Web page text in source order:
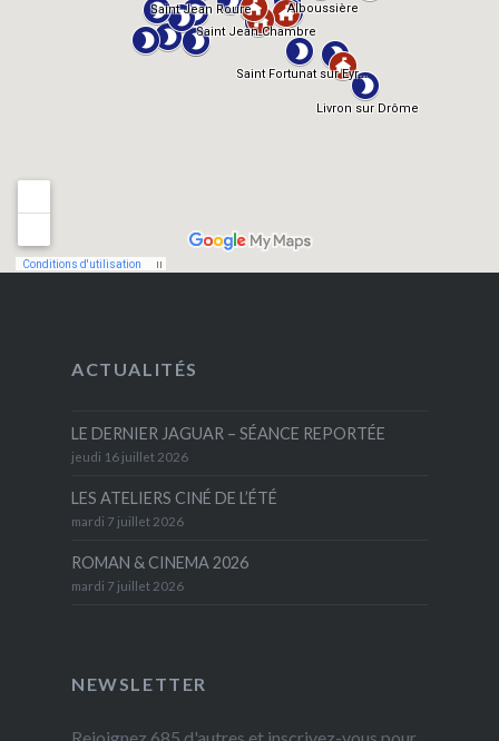
ACTUALITÉS
LE DERNIER JAGUAR – SÉANCE REPORTÉE
jeudi 16 juillet 2026
LES ATELIERS CINÉ DE L’ÉTÉ
mardi 7 juillet 2026
ROMAN & CINEMA 2026
mardi 7 juillet 2026
NEWSLETTER